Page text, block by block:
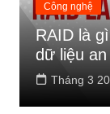
Công nghệ
RAID là
dữ liệu
Tháng 3